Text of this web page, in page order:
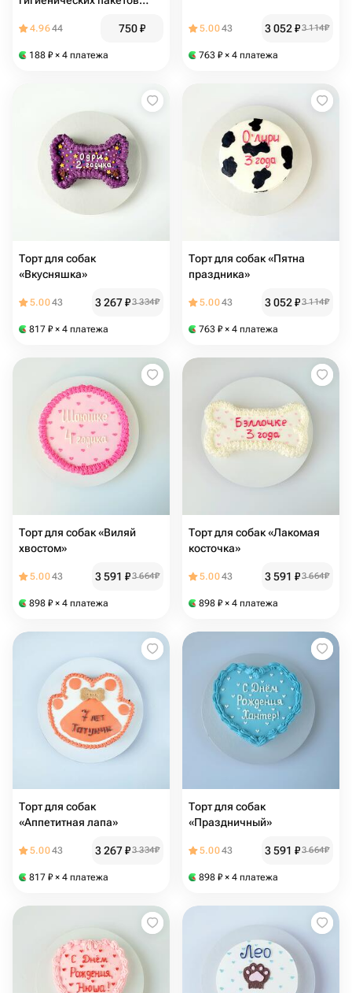
4.9644 750₽
188 ₽ × 4 платежа
5.0043 3 052₽3 114₽
763 ₽ × 4 платежа
Торт для собак
«Вкусняшка»
5.0043 3 267₽3 334₽
817 ₽ × 4 платежа
Торт для собак «Пятна
праздника»
5.0043 3 052₽3 114₽
763 ₽ × 4 платежа
Торт для собак «Виляй
хвостом»
5.0043 3 591 ₽3 664₽
898 ₽ × 4 платежа
Торт для собак «Лакомая
косточка»
5.0043 3 591 ₽3 664₽
898 ₽ × 4 платежа
Торт для собак
«Аппетитная лапа»
5.0043 3 267₽3 334₽
817 ₽ × 4 платежа
Торт для собак
«Праздничный»
5.0043 3 591 ₽3 664₽
898 ₽ × 4 платежа